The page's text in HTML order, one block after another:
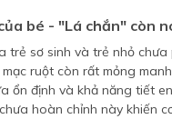
bé - "Lá chắn" còn
trẻ sơ sinh và trẻ nhỏ
ruột còn rất mỏng
ổn định và khả năng tiết
hoàn chỉnh này khiến